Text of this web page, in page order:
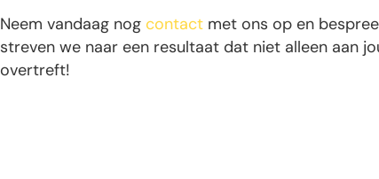
Neem vandaag nog contactmet ons op en
streven we naar een resultaat dat niet alleen aan
overtreft!